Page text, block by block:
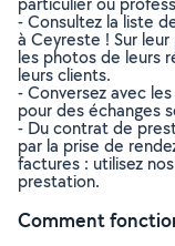
- Consultez la liste
à Ceyreste ! Sur
les photos de leurs
leurs clients.
- Conversez avec
pour des échanges
- Du contrat de
par la prise de
factures : utilisez
prestation.
Comment